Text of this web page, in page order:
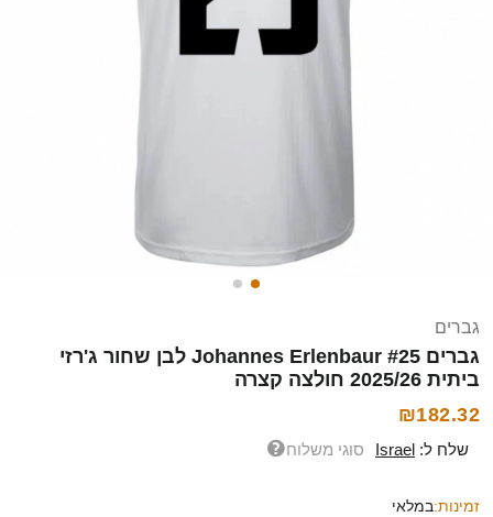
גברים
גברים Johannes Erlenbaur #25 לבן שחור ג'רזי
ביתית 2025/26 חולצה קצרה
₪182.32
שלח ל: Israel סוגי משלוח
זמינות:במלאי